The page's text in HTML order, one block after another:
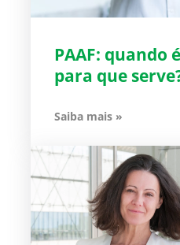
PAAF: quando
para que
Saiba mais »